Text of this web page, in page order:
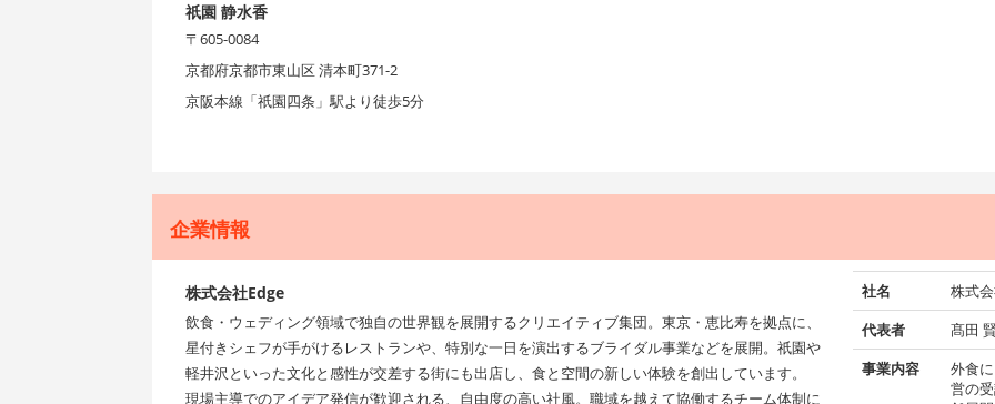
祇園 静水香
〒605-0084
京都府京都市東山区 清本町371-2
京阪本線「祇園四条」駅より徒歩5分
企業情報
株式会社Edge
飲食・ウェディング領域で独自の世界観を展開するクリエイティブ集団。東京・恵比寿を拠点に、
星付きシェフが手がけるレストランや、特別な一日を演出するブライダル事業などを展開。祇園や
軽井沢といった文化と感性が交差する街にも出店し、食と空間の新しい体験を創出しています。
現場主導でのアイデア発信が歓迎される、自由度の高い社風。職域を越えて協働するチーム体制に
社名
株式
代表者
髙田
事業内容
外食
営の